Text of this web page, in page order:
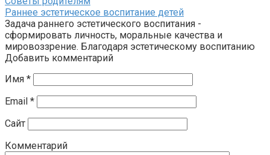
Раннее эстетическое воспитание детей
Задача раннего эстетического воспитания -
сформировать личность, моральные качества и
мировоззрение. Благодаря эстетическому воспитанию
Добавить комментарий
Имя *
Email *
Сайт
Комментарий